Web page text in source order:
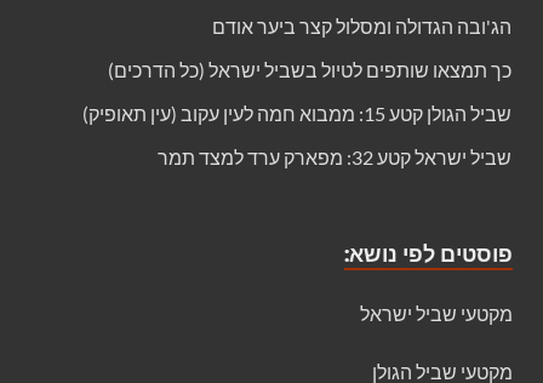
הג'ובה הגדולה ומסלול קצר ביער אודם
כך תמצאו שותפים לטיול בשביל ישראל (כל הדרכים)
שביל הגולן קטע 15: ממבוא חמה לעין עקוב (עין תאופיק)
שביל ישראל קטע 32: מפארק ערד למצד תמר
פוסטים לפי נושא:
מקטעי שביל ישראל
מקטעי שביל הגולן